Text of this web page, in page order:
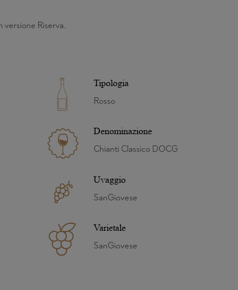
versione Riserva.
Tipologia
Rosso
Denominazione
Chianti Classico DOCG
Uvaggio
SanGiovese
Varietale
SanGiovese